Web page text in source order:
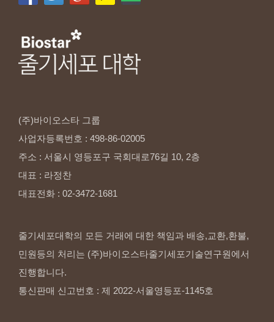
(주)바이오스타 그룹
사업자등록번호 : 498-86-02005
주소 : 서울시 영등포구 국회대로76길 10, 2층
대표 : 라정찬
대표전화 : 02-3472-1681
줄기세포대학의 모든 거래에 대한 책임과 배송,교환,환불,
민원등의 처리는 (주)바이오스타줄기세포기술연구원에서
진행합니다.
통신판매 신고번호 : 제 2022-서울영등포-1145호